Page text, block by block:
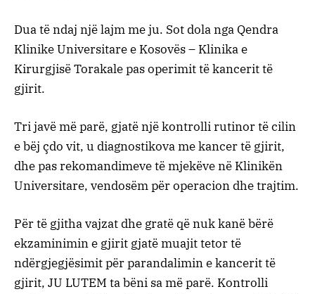
Dua të ndaj një lajm me ju. Sot dola nga Qendra
Klinike Universitare e Kosovës – Klinika e
Kirurgjisë Torakale pas operimit të kancerit të
gjirit.
Tri javë më parë, gjatë një kontrolli rutinor të cilin
e bëj çdo vit, u diagnostikova me kancer të gjirit,
dhe pas rekomandimeve të mjekëve në Klinikën
Universitare, vendosëm për operacion dhe trajtim.
Për të gjitha vajzat dhe gratë që nuk kanë bërë
ekzaminimin e gjirit gjatë muajit tetor të
ndërgjegjësimit për parandalimin e kancerit të
gjirit, JU LUTEM ta bëni sa më parë. Kontrolli